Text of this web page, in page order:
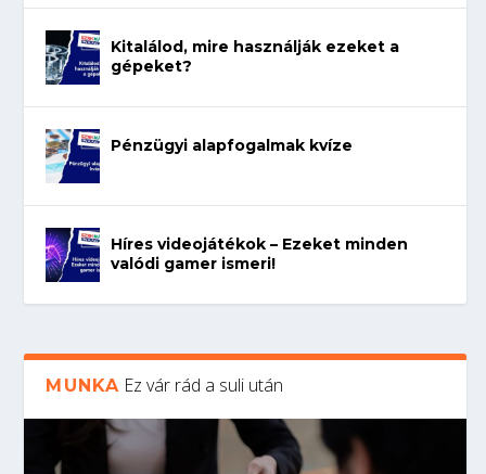
Kitalálod, mire használják ezeket a
gépeket?
Pénzügyi alapfogalmak kvíze
Híres videojátékok – Ezeket minden
valódi gamer ismeri!
MUNKA Ez vár rád a suli után